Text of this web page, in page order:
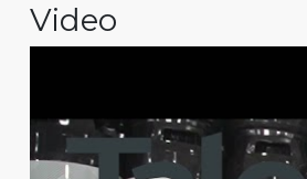
Video